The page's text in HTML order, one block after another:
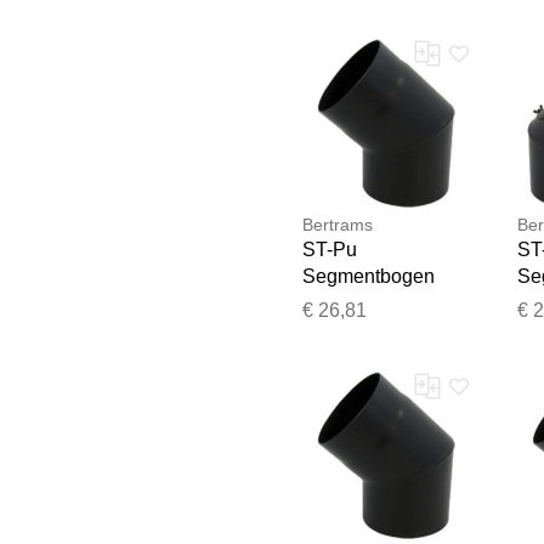
Bertrams
ST-Pu
Segmentbogen
08SB45-160L 45°,
pulverbeschichtet,
schwarz
€ 26,81 €